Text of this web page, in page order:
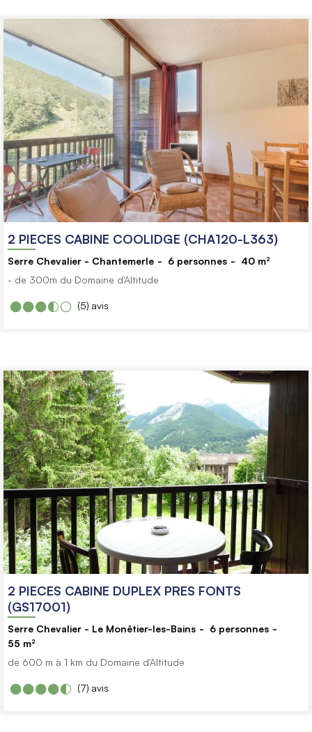
2 PIECES CABINE COOLIDGE (CHA120-L363)
Serre Chevalier - Chantemerle 6 personnes 40 m²
- de 300m du Domaine d'Altitude
avis
(5)
2 PIECES CABINE DUPLEX PRES FONTS
(GS17001)
Serre Chevalier - Le Monêtier-les-Bains 6 personnes
55 m²
de 600 m à 1 km du Domaine d'Altitude
avis
(7)